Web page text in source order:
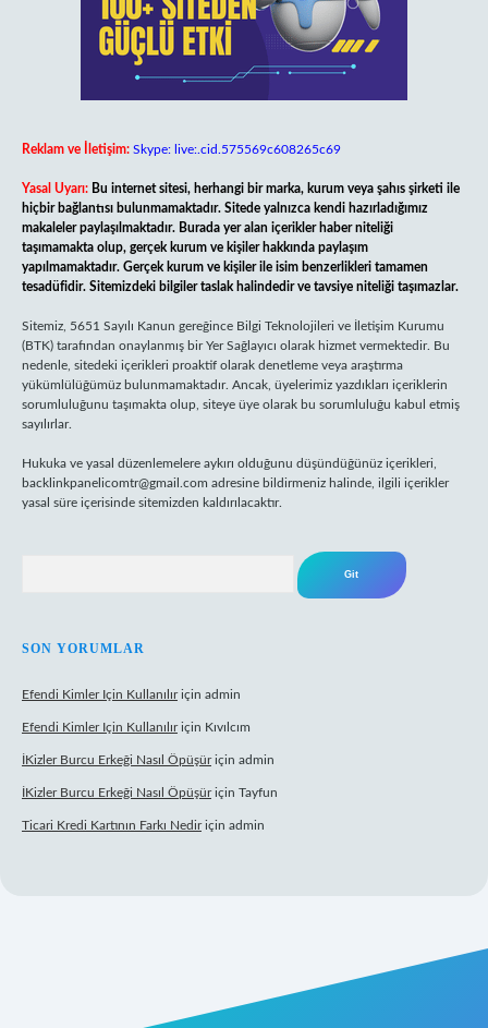
Reklam ve İletişim: Skype: live:.cid.575569c608265c69
Yasal Uyarı: Bu internet sitesi, herhangi bir marka, kurum veya şahıs şirketi ile
hiçbir bağlantısı bulunmamaktadır. Sitede yalnızca kendi hazırladığımız
makaleler paylaşılmaktadır. Burada yer alan içerikler haber niteliği
taşımamakta olup, gerçek kurum ve kişiler hakkında paylaşım
yapılmamaktadır. Gerçek kurum ve kişiler ile isim benzerlikleri tamamen
tesadüfidir. Sitemizdeki bilgiler taslak halindedir ve tavsiye niteliği taşımazlar.
Sitemiz, 5651 Sayılı Kanun gereğince Bilgi Teknolojileri ve İletişim Kurumu
(BTK) tarafından onaylanmış bir Yer Sağlayıcı olarak hizmet vermektedir. Bu
nedenle, sitedeki içerikleri proaktif olarak denetleme veya araştırma
yükümlülüğümüz bulunmamaktadır. Ancak, üyelerimiz yazdıkları içeriklerin
sorumluluğunu taşımakta olup, siteye üye olarak bu sorumluluğu kabul etmiş
sayılırlar.
Hukuka ve yasal düzenlemelere aykırı olduğunu düşündüğünüz içerikleri,
backlinkpanelicomtr@gmail.com adresine bildirmeniz halinde, ilgili içerikler
yasal süre içerisinde sitemizden kaldırılacaktır.
SON YORUMLAR
Efendi Kimler Için Kullanılıriçin admin
Efendi Kimler Için Kullanılıriçin Kıvılcım
İKizler Burcu Erkeği Nasıl Öpüşüriçin admin
İKizler Burcu Erkeği Nasıl Öpüşüriçin Tayfun
Ticari Kredi Kartının Farkı Nediriçin admin